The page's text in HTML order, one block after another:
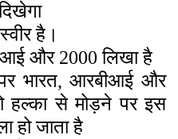
है।
और 2000 लिखा है
भारत, आरबीआई और
हल्का से मोड़ने पर इस
हो जाता है